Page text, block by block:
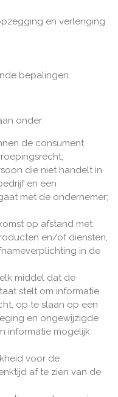
en verlenging
bepalingen
onder:
de consument
die niet handelt in
en een
met de ondernemer;
op afstand met
en/of diensten,
in de
elk middel dat de
stelt om informatie
op te slaan op een
en ongewijzigde
informatie mogelijk
voor de
af te zien van de